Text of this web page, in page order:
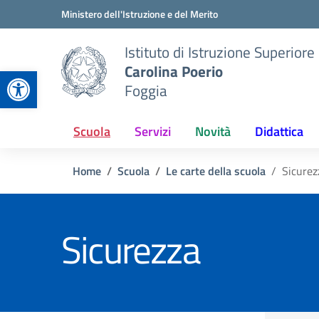
Apri la barra degli strumenti
Vai ai contenuti
Vai al menu di navigazioneMinistero dell'Istruzione e del Merito
Istituto di Istruzione Superiore
Carolina Poerio
Foggia
Scuola Servizi Novità Didattica
Home Scuola Le carte della scuola
Sicurezza